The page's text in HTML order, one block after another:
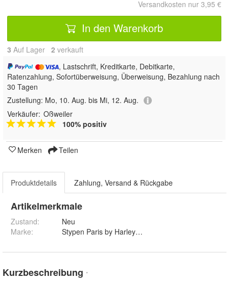
Versandkosten nur 3,95 €
In den Warenkorb
3 Auf Lager 2 verkauft
, Lastschrift, Kreditkarte, Debitkarte,
Ratenzahlung, Sofortüberweisung, Überweisung, Bezahlung nach
30 Tagen
Zustellung: Mo, 10. Aug. bis Mi, 12. Aug.
Verkäufer: Oßweiler
100% positiv
Merken Teilen
Produktdetails Zahlung, Versand & Rückgabe
Artikelmerkmale
Zustand:
Neu
Marke:
Stypen Paris by Harley-Davidson
Kurzbeschreibung *